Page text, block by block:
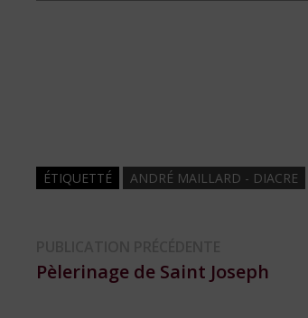
ÉTIQUETTÉ ANDRÉ MAILLARD - DIACRE
de
précédente :
Pèlerinage de Saint Joseph